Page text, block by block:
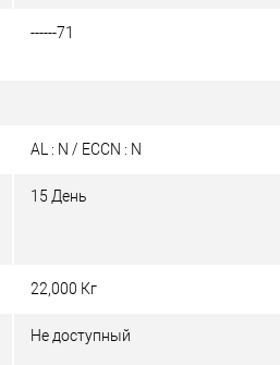
------71
AL : N / ECCN : N
15 День
22,000 Кг
Не доступный